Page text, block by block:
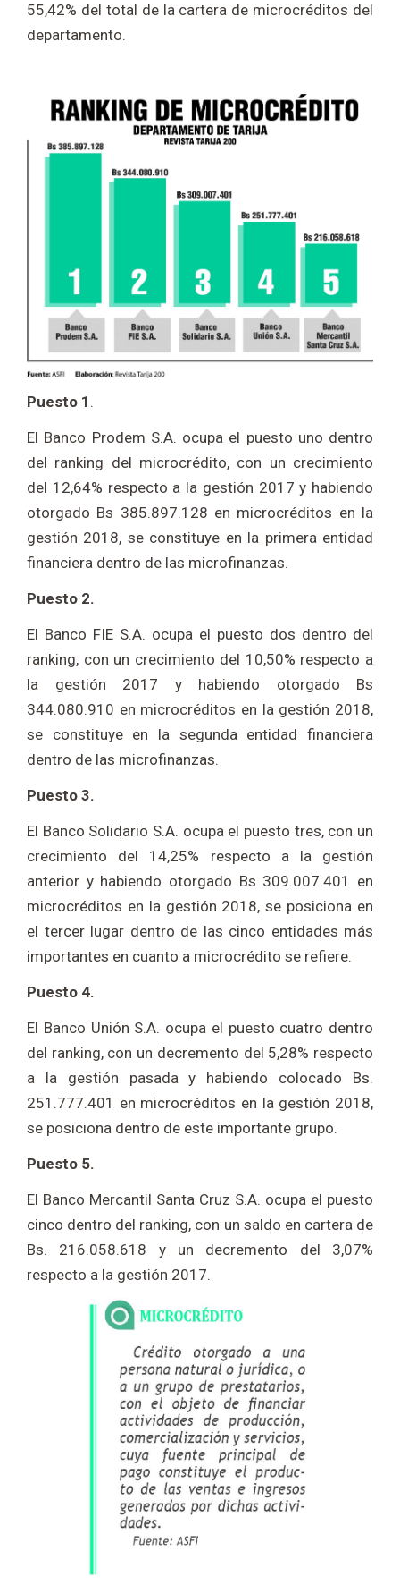
55,42% del total de la cartera de microcréditos del
departamento.
Puesto 1 .
El Banco Prodem S.A. ocupa el puesto uno dentro
del ranking del microcrédito, con un crecimiento
del 12,64% respecto a la gestión 2017 y habiendo
otorgado Bs 385.897.128 en microcréditos en la
gestión 2018, se constituye en la primera entidad
financiera dentro de las microfinanzas.
Puesto 2.
El Banco FIE S.A. ocupa el puesto dos dentro del
ranking, con un crecimiento del 10,50% respecto a
la gestión 2017 y habiendo otorgado Bs
344.080.910 en microcréditos en la gestión 2018,
se constituye en la segunda entidad financiera
dentro de las microfinanzas.
Puesto 3.
El Banco Solidario S.A. ocupa el puesto tres, con un
crecimiento del 14,25% respecto a la gestión
anterior y habiendo otorgado Bs 309.007.401 en
microcréditos en la gestión 2018, se posiciona en
el tercer lugar dentro de las cinco entidades más
importantes en cuanto a microcrédito se refiere.
Puesto 4.
El Banco Unión S.A. ocupa el puesto cuatro dentro
del ranking, con un decremento del 5,28% respecto
a la gestión pasada y habiendo colocado Bs.
251.777.401 en microcréditos en la gestión 2018,
se posiciona dentro de este importante grupo.
Puesto 5.
El Banco Mercantil Santa Cruz S.A. ocupa el puesto
cinco dentro del ranking, con un saldo en cartera de
Bs. 216.058.618 y un decremento del 3,07%
respecto a la gestión 2017.